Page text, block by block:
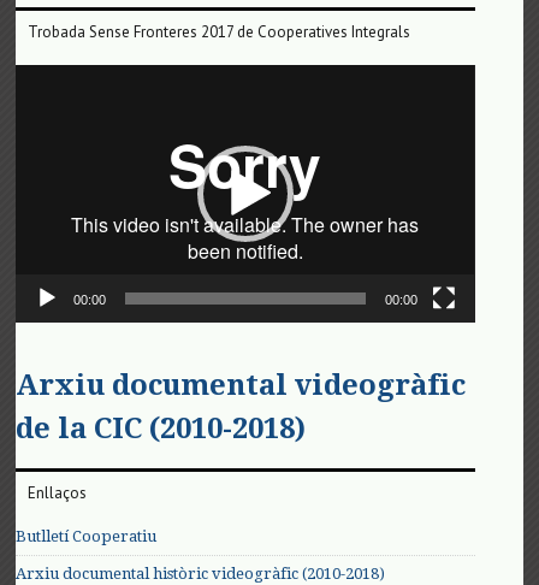
Trobada Sense Fronteres 2017 de Cooperatives Integrals
00:00 00:00
Arxiu documental videogràfic
de la CIC (2010-2018)
Enllaços
Butlletí Cooperatiu
Arxiu documental històric videogràfic (2010-2018)